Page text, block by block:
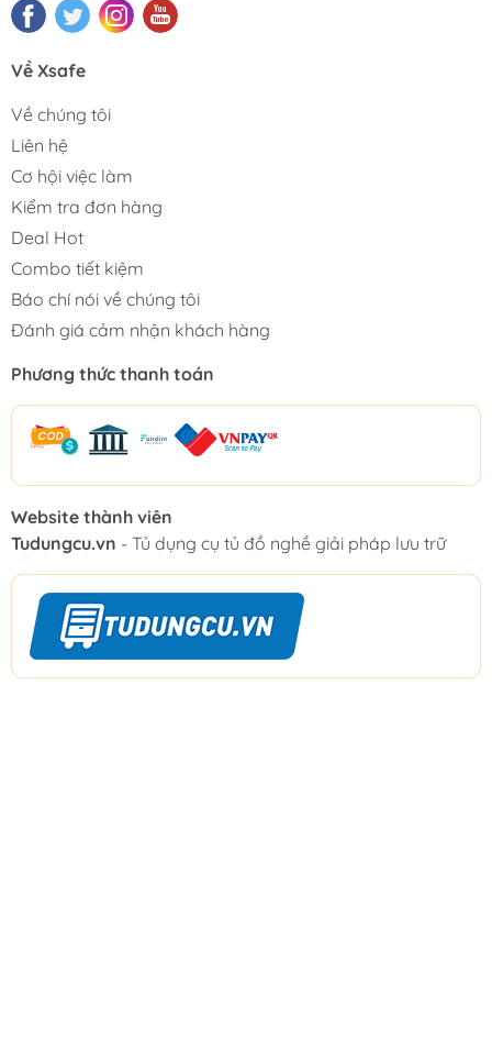
Về Xsafe
Về chúng tôi
Liên hệ
Cơ hội việc làm
Kiểm tra đơn hàng
Deal Hot
Combo tiết kiệm
Báo chí nói về chúng tôi
Đánh giá cảm nhận khách hàng
Phương thức thanh toán
Website thành viên
Tudungcu.vn - Tủ dụng cụ tủ đồ nghề giải pháp lưu trữ